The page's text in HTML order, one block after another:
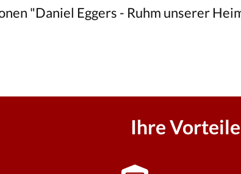
"Daniel Eggers - Ruhm unserer
Ihre